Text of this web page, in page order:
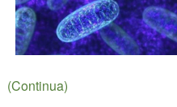
(Continua)